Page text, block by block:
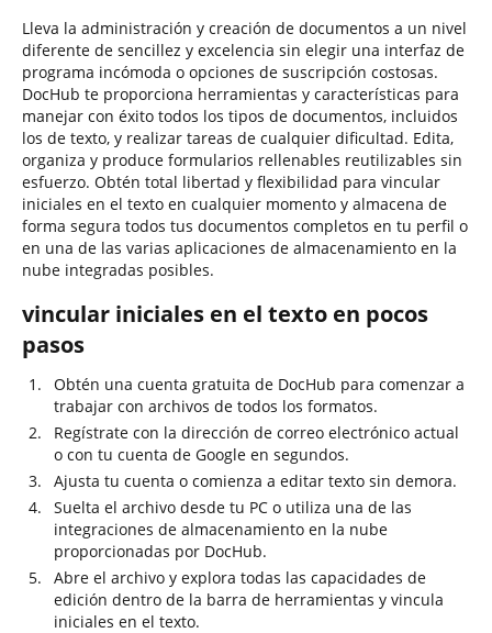
Lleva la administración y creación de documentos a un nivel
diferente de sencillez y excelencia sin elegir una interfaz de
programa incómoda o opciones de suscripción costosas.
DocHub te proporciona herramientas y características para
manejar con éxito todos los tipos de documentos, incluidos
los de texto, y realizar tareas de cualquier dificultad. Edita,
organiza y produce formularios rellenables reutilizables sin
esfuerzo. Obtén total libertad y flexibilidad para vincular
iniciales en el texto en cualquier momento y almacena de
forma segura todos tus documentos completos en tu perfil o
en una de las varias aplicaciones de almacenamiento en la
nube integradas posibles.
vincular iniciales en el texto en pocos
pasos
Obtén una cuenta gratuita de DocHub para comenzar a
trabajar con archivos de todos los formatos.
Regístrate con la dirección de correo electrónico actual
o con tu cuenta de Google en segundos.
Ajusta tu cuenta o comienza a editar texto sin demora.
Suelta el archivo desde tu PC o utiliza una de las
integraciones de almacenamiento en la nube
proporcionadas por DocHub.
Abre el archivo y explora todas las capacidades de
edición dentro de la barra de herramientas y vincula
iniciales en el texto.